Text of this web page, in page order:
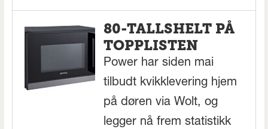
80-TALLSHELT PÅ
TOPPLISTEN
Power har siden mai
tilbudt kvikklevering hjem
på døren via Wolt, og
legger nå frem statistikk